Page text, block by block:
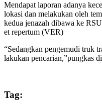
Mendapat laporan adanya
lokasi dan melakukan oleh
kedua jenazah dibawa ke
et repertum (VER)
“Sedangkan pengemudi truk
lakukan pencarian,”pungkas
Tag: